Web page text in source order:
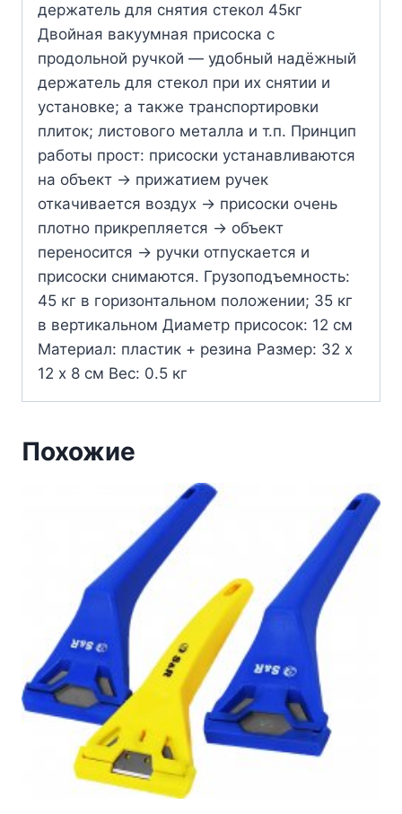
держатель для снятия стекол 45кг
Двойная вакуумная присоска с
продольной ручкой — удобный надёжный
держатель для стекол при их снятии и
установке; а также транспортировки
плиток; листового металла и т.п. Принцип
работы прост: присоски устанавливаются
на объект -> прижатием ручек
откачивается воздух -> присоски очень
плотно прикрепляется -> объект
переносится -> ручки отпускается и
присоски снимаются. Грузоподъемность:
45 кг в горизонтальном положении; 35 кг
в вертикальном Диаметр присосок: 12 см
Материал: пластик + резина Размер: 32 х
12 х 8 см Вес: 0.5 кг
Похожие